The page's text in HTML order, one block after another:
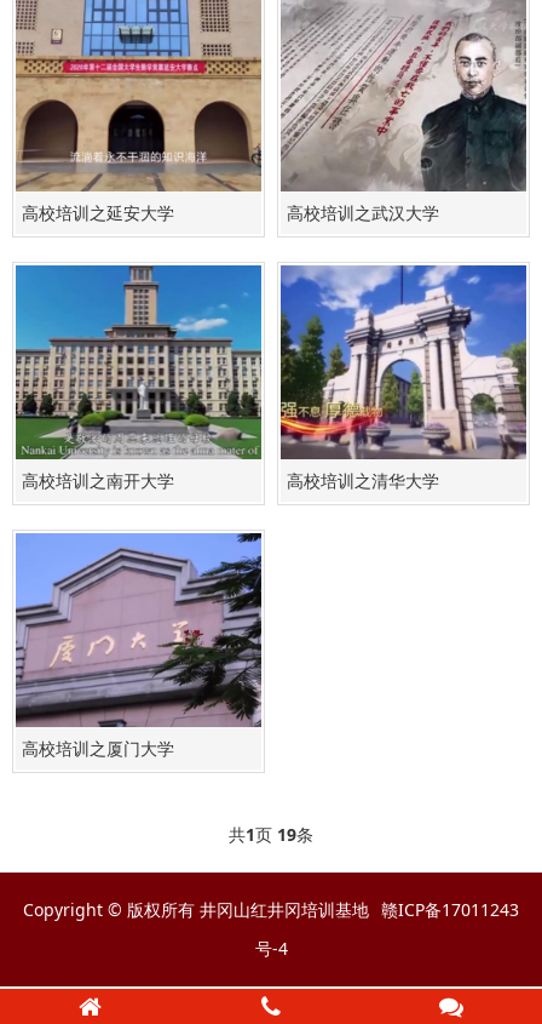
高校培训之延安大学 高校培训之武汉大学
高校培训之南开大学 高校培训之清华大学
高校培训之厦门大学
共1页 19条
Copyright © 版权所有 井冈山红井冈培训基地 赣ICP备17011243
号-4